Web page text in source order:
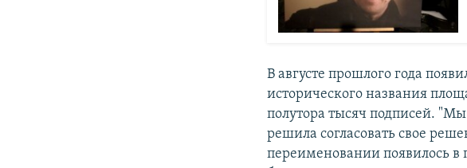
В августе прошлого года
исторического названия
полутора тысяч подписей.
решила согласовать свое
переименовании появилось в